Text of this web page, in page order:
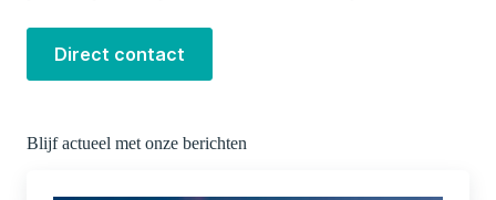
Direct contact
Blijf actueel met onze berichten